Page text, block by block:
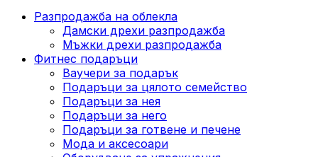
Разпродажба на облекла
Дамски дрехи разпродажба
Мъжки дрехи разпродажба
Фитнес подаръци
Ваучери за подарък
Подаръци за цялото семейство
Подаръци за нея
Подаръци за него
Подаръци за готвене и печене
Мода и аксесоари